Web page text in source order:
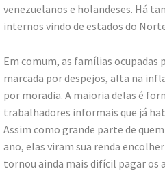
venezuelanos e holandeses. Há
internos vindo de estados do
Em comum, as famílias ocupadas
marcada por despejos, alta na
por moradia. A maioria delas é
trabalhadores informais que já
Assim como grande parte de
ano, elas viram sua renda
tornou ainda mais difícil pagar os